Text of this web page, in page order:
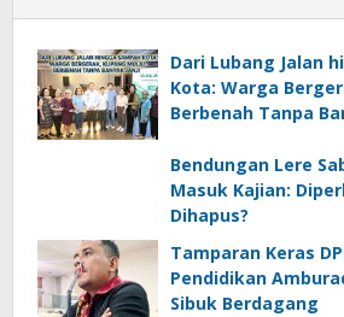
Dari Lubang Jalan
Kota: Warga
Berbenah Tanpa
Bendungan Lere
Masuk Kajian:
Dihapus?
Tamparan Keras
Pendidikan
Sibuk Berdagang